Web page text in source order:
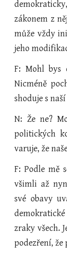
zákonem z
může vždy
jeho
F: Mohl bys
Nicméně
shoduje s
N: Že ne?
politických
varuje, že
F: Podle mě
všimli až
své obavy
zraky všech.
podezření, že